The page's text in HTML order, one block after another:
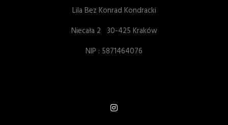
Lila Bez Konrad Kondracki
Niecała 2 30-425 Kraków
NIP : 5871464076